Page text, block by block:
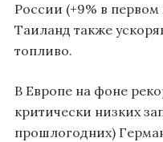
России (+9% в
Таиланд также
топливо.
В Европе на фоне
критически низких
прошлогодних)